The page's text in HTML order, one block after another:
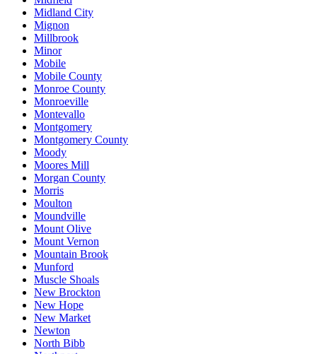
Midland City
Mignon
Millbrook
Minor
Mobile
Mobile County
Monroe County
Monroeville
Montevallo
Montgomery
Montgomery County
Moody
Moores Mill
Morgan County
Morris
Moulton
Moundville
Mount Olive
Mount Vernon
Mountain Brook
Munford
Muscle Shoals
New Brockton
New Hope
New Market
Newton
North Bibb